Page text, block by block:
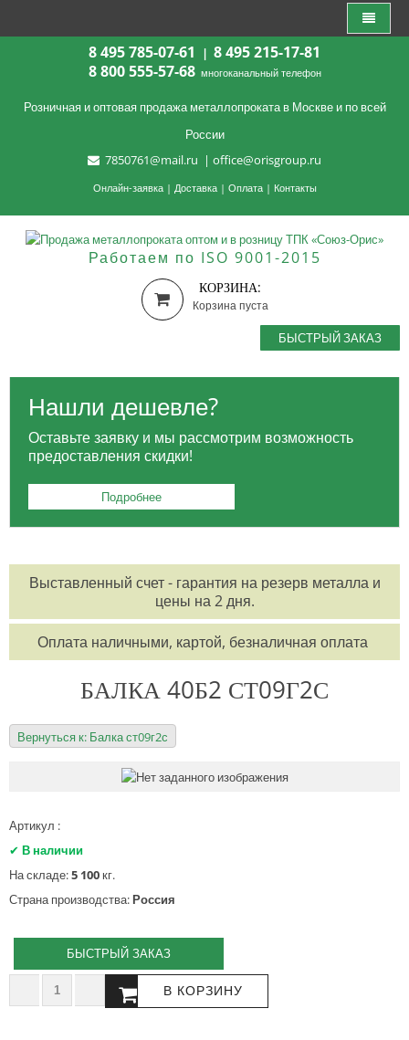
8 495 785-07-61 | 8 495 215-17-81
8 800 555-57-68 многоканальный телефон
Розничная и оптовая продажа металлопроката в Москве и по всей
России
7850761@mail.ru | office@orisgroup.ru
Онлайн-заявка| Доставка| Оплата| Контакты
Работаем по ISO 9001-2015
КОРЗИНА:
Корзина пуста
БЫСТРЫЙ ЗАКАЗ
Нашли дешевле?
Оставьте заявку и мы рассмотрим возможность
предоставления скидки!
Подробнее
Выставленный счет - гарантия на резерв металла и
цены на 2 дня.
Оплата наличными, картой, безналичная оплата
БАЛКА 40Б2 СТ09Г2С
Вернуться к: Балка ст09г2с
Артикул :
✔ В наличии
На складе:5 100кг.
Страна производства:Россия
БЫСТРЫЙ ЗАКАЗ